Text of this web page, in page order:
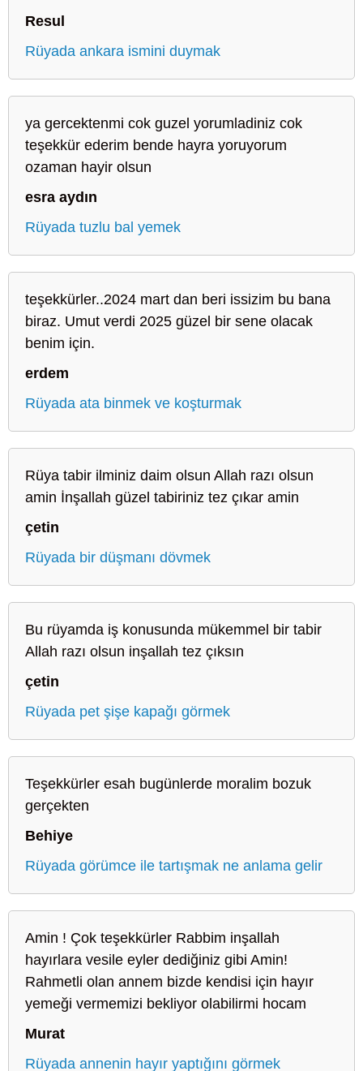
Resul
Rüyada ankara ismini duymak
ya gercektenmi cok guzel yorumladiniz cok
teşekkür ederim bende hayra yoruyorum
ozaman hayir olsun
esra aydın
Rüyada tuzlu bal yemek
teşekkürler..2024 mart dan beri issizim bu bana
biraz. Umut verdi 2025 güzel bir sene olacak
benim için.
erdem
Rüyada ata binmek ve koşturmak
Rüya tabir ilminiz daim olsun Allah razı olsun
amin İnşallah güzel tabiriniz tez çıkar amin
çetin
Rüyada bir düşmanı dövmek
Bu rüyamda iş konusunda mükemmel bir tabir
Allah razı olsun inşallah tez çıksın
çetin
Rüyada pet şişe kapağı görmek
Teşekkürler esah bugünlerde moralim bozuk
gerçekten
Behiye
Rüyada görümce ile tartışmak ne anlama gelir
Amin ! Çok teşekkürler Rabbim inşallah
hayırlara vesile eyler dediğiniz gibi Amin!
Rahmetli olan annem bizde kendisi için hayır
yemeği vermemizi bekliyor olabilirmi hocam
Murat
Rüyada annenin hayır yaptığını görmek